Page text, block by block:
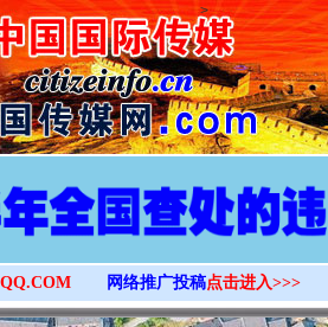
>
网络推广投稿点击进入>>>